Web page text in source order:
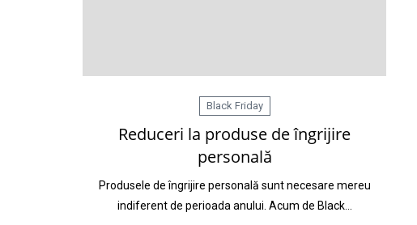
Black Friday
Reduceri la produse de îngrijire
personală
Produsele de îngrijire personală sunt necesare mereu
indiferent de perioada anului. Acum de Black…